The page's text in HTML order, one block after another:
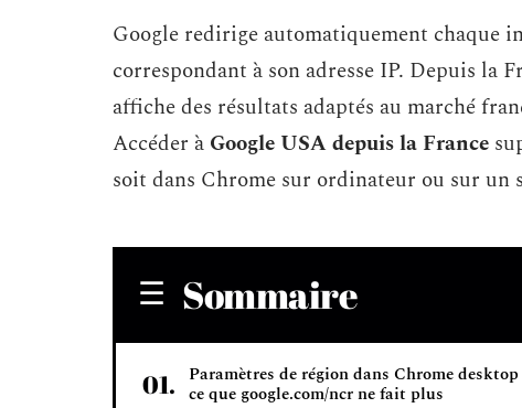
Google redirige automatiquement chaque
correspondant à son adresse IP. Depuis la
affiche des résultats adaptés au marché
Accéder à Google USA depuis la France
soit dans Chrome sur ordinateur ou sur un
Sommaire
Paramètres de région dans Chrome desktop
ce que google.com/ncr ne fait plus